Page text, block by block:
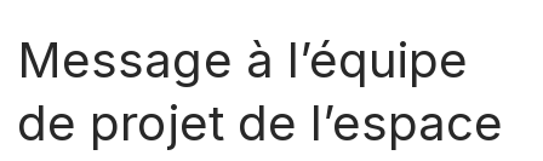
Message à l’équipe
de projet de l’espace